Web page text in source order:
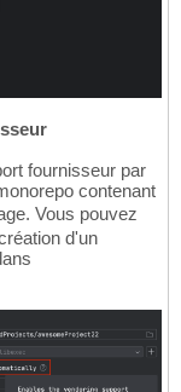
fournisseur par
contenant
Vous pouvez
d'un